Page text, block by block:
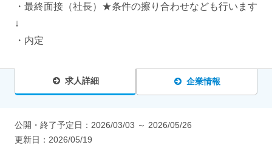
・最終面接（社長）★条件の擦り合わせなども行います
↓
・内定
求人詳細 企業情報
公開・終了予定日： 2026/03/03 ～ 2026/05/26
更新日： 2026/05/19